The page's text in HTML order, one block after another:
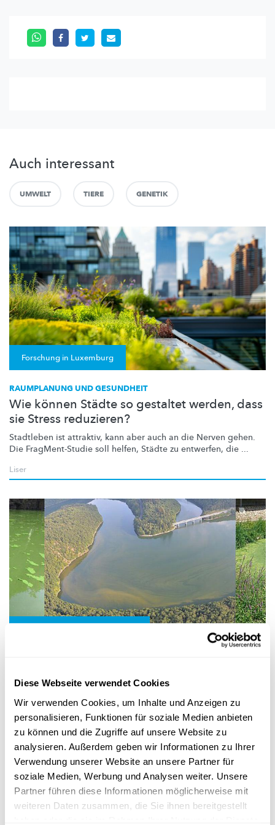
Diese Webseite verwendet Cookies
Wir verwenden Cookies, um Inhalte und Anzeigen zu
personalisieren, Funktionen für soziale Medien anbieten
zu können und die Zugriffe auf unsere Website zu
analysieren. Außerdem geben wir Informationen zu Ihrer
Verwendung unserer Website an unsere Partner für
soziale Medien, Werbung und Analysen weiter. Unsere
Partner führen diese Informationen möglicherweise mit
weiteren Daten zusammen, die Sie ihnen bereitgestellt
Auch interessant
UMWELT TIERE GENETIK
Forschung in Luxemburg
RAUMPLANUNG UND GESUNDHEIT
Wie können Städte so gestaltet werden, dass
sie Stress reduzieren?
Stadtleben ist attraktiv, kann aber auch an die Nerven gehen.
Die FragMent-Studie soll helfen, Städte zu entwerfen, die ...
Liser
So können Bürger helfen, Blaualgen in
Luxemburgs Gewässern zu überwachen
Mit derSmartphone-AppBloomin‘ Algae kann jeder in
LuxemburgWissenschaftlernam LIST helfen,Cyanobakterien
frühzeitig...
LIST